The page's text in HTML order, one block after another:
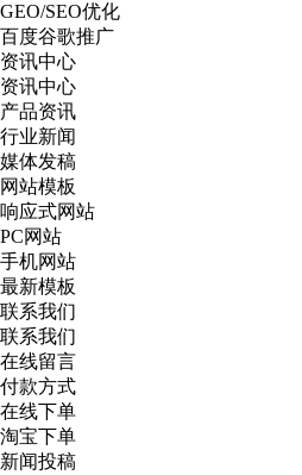
GEO/SEO优化
百度谷歌推广
资讯中心
资讯中心
产品资讯
行业新闻
媒体发稿
网站模板
响应式网站
PC网站
手机网站
最新模板
联系我们
联系我们
在线留言
付款方式
在线下单
淘宝下单
新闻投稿